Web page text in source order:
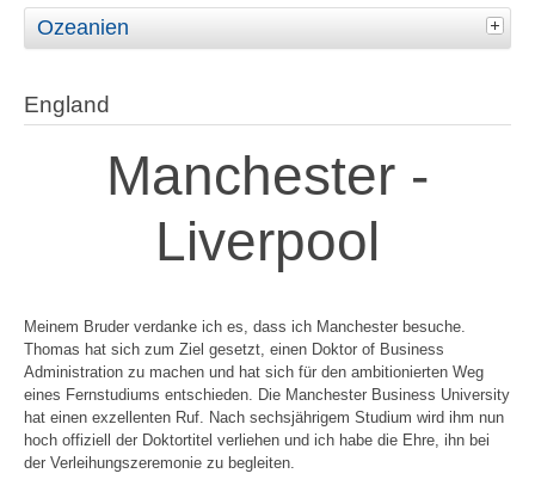
Ozeanien
England
Manchester -
Liverpool
Meinem Bruder verdanke ich es, dass ich Manchester besuche.
Thomas hat sich zum Ziel gesetzt, einen Doktor of Business
Administration zu machen und hat sich für den ambitionierten Weg
eines Fernstudiums entschieden. Die Manchester Business University
hat einen exzellenten Ruf. Nach sechsjährigem Studium wird ihm nun
hoch offiziell der Doktortitel verliehen und ich habe die Ehre, ihn bei
der Verleihungszeremonie zu begleiten.